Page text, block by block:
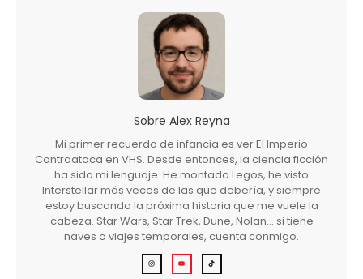
Sobre Alex Reyna
Mi primer recuerdo de infancia es ver El Imperio
Contraataca en VHS. Desde entonces, la ciencia ficción
ha sido mi lenguaje. He montado Legos, he visto
Interstellar más veces de las que debería, y siempre
estoy buscando la próxima historia que me vuele la
cabeza. Star Wars, Star Trek, Dune, Nolan… si tiene
naves o viajes temporales, cuenta conmigo.